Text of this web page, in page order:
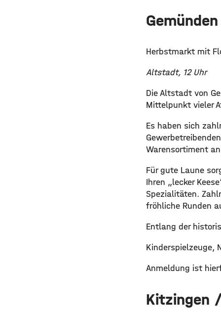
Gemünden
Herbstmarkt mit
Altstadt, 12 Uhr
Die Altstadt von
Mittelpunkt vieler
Es haben sich
Warensortiment
Für gute Laune
Ihren „lecker
Spezialitäten.
fröhliche Runden
Entlang der
Kinderspielzeuge,
Anmeldung ist
Kitzingen